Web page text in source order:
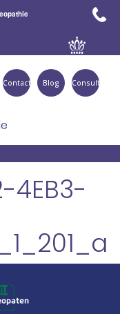
Consult
Blog
Contact
4EB3-